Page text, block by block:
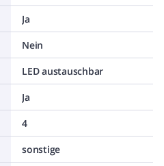
Ja
Nein
LED austauschbar
Ja
4
sonstige